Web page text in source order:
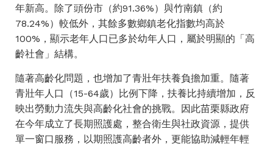
年新高。除了頭份市（約91.36%）與竹南鎮（約
78.24%）較低外，其餘多數鄉鎮老化指數均高於
100%，顯示老年人口已多於幼年人口，屬於明顯的「高
齡社會」結構。
​隨著高齡化問題，也增加了青壯年扶養負擔加重。隨著
青壯年人口（15-64歲）比例下降，扶養比持續增加，反
映出勞動力流失與高齡化社會的挑戰。因此苗栗縣政府
在今年成立了長期照護處，整合衛生與社政資源，提供
單一窗口服務，以期照護高齡者外，更能協助減輕年輕